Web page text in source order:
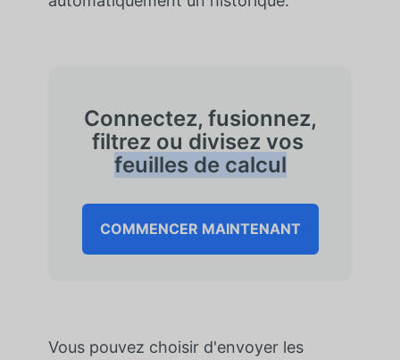
Connectez, fusionnez,
filtrez ou divisez vos
feuilles de calcul
COMMENCER MAINTENANT
Vous pouvez choisir d'envoyer les